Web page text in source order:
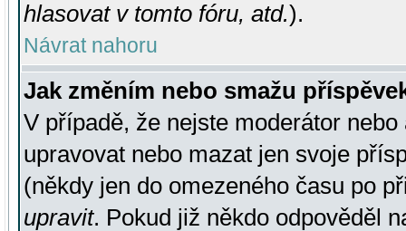
hlasovat v tomto fóru, atd.).
Návrat nahoru
Jak změním nebo smažu
V případě, že nejste moderátor
upravovat nebo mazat jen svoje
(někdy jen do omezeného času po
upravit. Pokud již někdo odpověděl